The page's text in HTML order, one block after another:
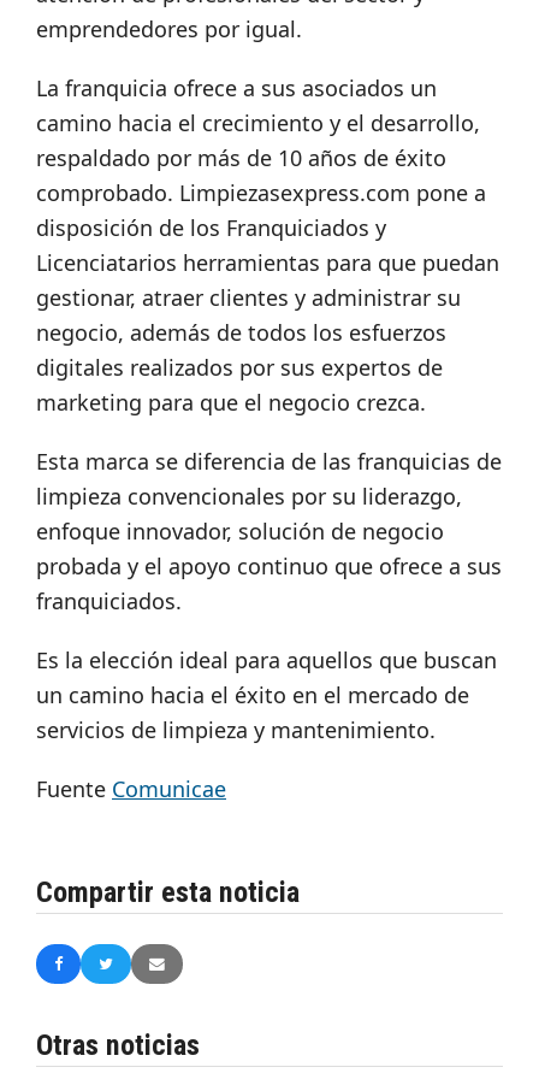
emprendedores por igual.
La franquicia ofrece a sus asociados un
camino hacia el crecimiento y el desarrollo,
respaldado por más de 10 años de éxito
comprobado. Limpiezasexpress.com pone a
disposición de los Franquiciados y
Licenciatarios herramientas para que puedan
gestionar, atraer clientes y administrar su
negocio, además de todos los esfuerzos
digitales realizados por sus expertos de
marketing para que el negocio crezca.
Esta marca se diferencia de las franquicias de
limpieza convencionales por su liderazgo,
enfoque innovador, solución de negocio
probada y el apoyo continuo que ofrece a sus
franquiciados.
Es la elección ideal para aquellos que buscan
un camino hacia el éxito en el mercado de
servicios de limpieza y mantenimiento.
Fuente Comunicae
Compartir esta noticia
Otras noticias